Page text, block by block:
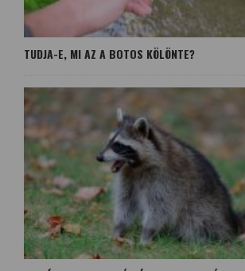
TUDJA-E, MI AZ A BOTOS KÖLÖNTE?